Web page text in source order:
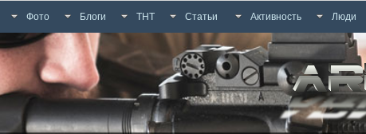
Фото Блоги ТНТ Статьи Активность Люди